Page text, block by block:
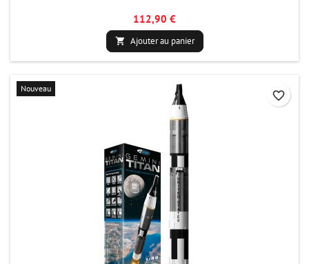
112,90 €
 Ajouter au panier
Nouveau
favorite_border